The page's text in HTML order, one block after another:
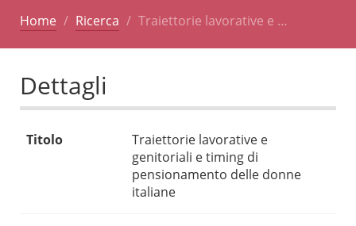
Home Ricerca Traiettorie lavorative e …
Dettagli
Titolo
Traiettorie lavorative e
genitoriali e timing di
pensionamento delle donne
italiane